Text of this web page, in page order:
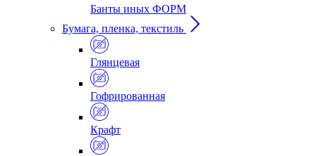
Банты иных ФОРМ
Бумага, пленка, текстиль
Глянцевая
Гофрированная
Крафт